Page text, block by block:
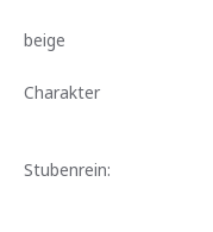
beige
Charakter
Stubenrein: